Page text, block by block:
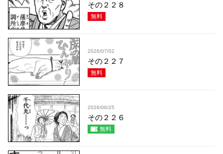
その２２８
無料
2026/07/02
その２２７
無料
2026/06/25
その２２６
無料